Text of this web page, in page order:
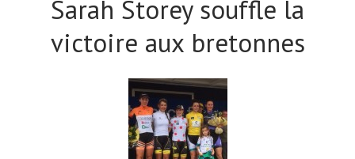
Sarah Storey souffle la
victoire aux bretonnes